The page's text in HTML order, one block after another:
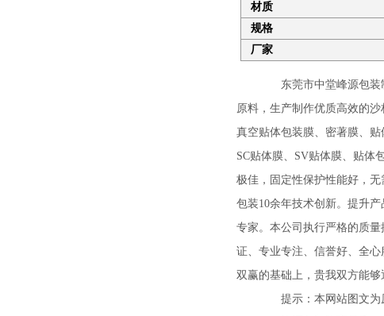
材质
规格
厂家
东莞市中堂峰源包装制
原料，生产制作优质高效的
真空贴体包装膜、密著膜、贴
SC贴体膜、SV贴体膜、贴体
极佳，固定性保护性能好，
包装10余年技术创新。提升
专家。本公司执行严格的质
证、专业专注、信誉好、全
双赢的基础上，贵我双方能
提示：本网站图文为原